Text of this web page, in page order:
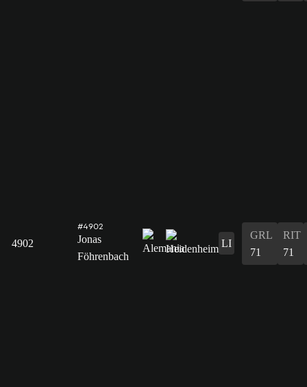
4902
#4902
Jonas
Föhrenbach
LI
GRL
71
RIT
71